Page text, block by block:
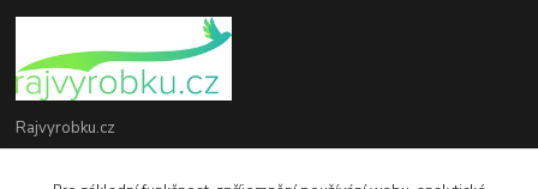
Rajvyrobku.cz